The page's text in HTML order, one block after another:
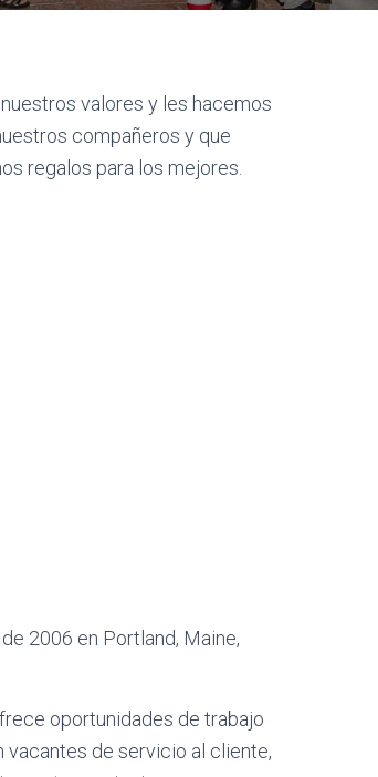
valores y les hacemos
compañeros y que
regalos para los mejores.
2006 en Portland, Maine,
oportunidades de trabajo
vacantes de servicio al cliente,